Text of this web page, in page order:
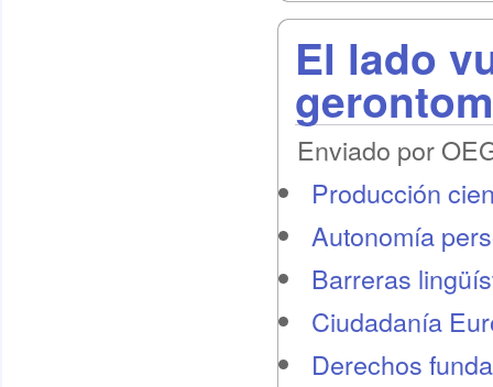
El lado
Enviado por
Producción
Autonomía
Barreras
Ciudadanía
Derechos